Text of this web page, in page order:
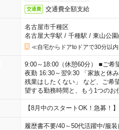
交通費 交通費全額支給
名古屋市千種区
名古屋大学駅 / 千種駅 / 東山公
≪自宅からドアtoドアで30分以
9:00～18:00（休憩60分） ■ご希
夜勤 16:30～翌9:30 「家族と休
残業はしたくない」 など、ご希
望する勤務時間と、もう1つのお
【8月中のスタートOK！急募！
履歴書不要/40～50代活躍中/服装